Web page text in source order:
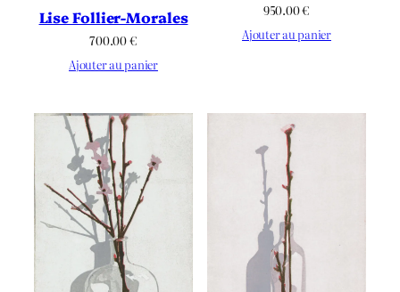
Lise Follier-Morales
700.00€
Ajouter au panier
950.00€
Ajouter au panier